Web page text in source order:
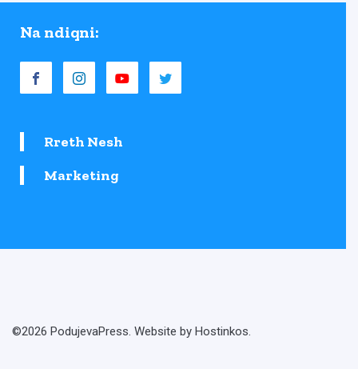
Na ndiqni:
Rreth Nesh
Marketing
©2026 PodujevaPress. Website by Hostinkos.